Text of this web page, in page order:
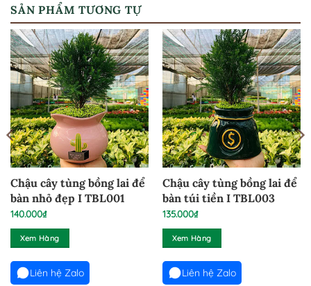
SẢN PHẨM TƯƠNG TỰ
Chậu cây tùng bồng lai để
bàn nhỏ đẹp I TBL001
140.000₫
Xem Hàng
Liên hệ Zalo
Chậu cây tùng bồng lai để
bàn túi tiền I TBL003
135.000₫
Xem Hàng
Liên hệ Zalo